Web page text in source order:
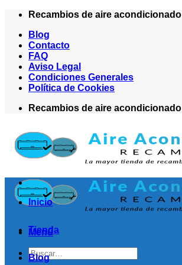
Saltar
contenido
Recambios de aire acondicionado
Blog
Contacto
FAQ
Aviso Legal
Condiciones Generales
Política de Cookies
Recambios de aire acondicionado
Menú
Buscar
por:
Inicio
Tienda
Blog